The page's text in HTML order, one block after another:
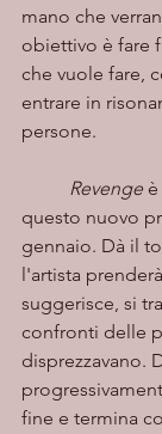
mano che
obiettivo è fare
che vuole fare,
entrare in
persone.
Revenge
questo nuovo
gennaio. Dà il
l'artista
suggerisce, si
confronti delle
disprezzavano.
fine e termina